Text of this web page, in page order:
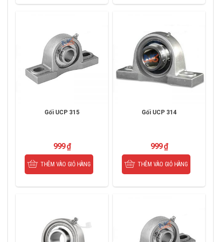
Gối UCP 315
999₫
THÊM VÀO GIỎ HÀNG
Gối UCP 314
999₫
THÊM VÀO GIỎ HÀNG